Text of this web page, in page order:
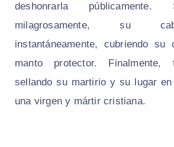
deshonrarla públicamente.
milagrosamente, su
instantáneamente, cubriendo su
manto protector. Finalmente,
sellando su martirio y su lugar
una virgen y mártir cristiana.